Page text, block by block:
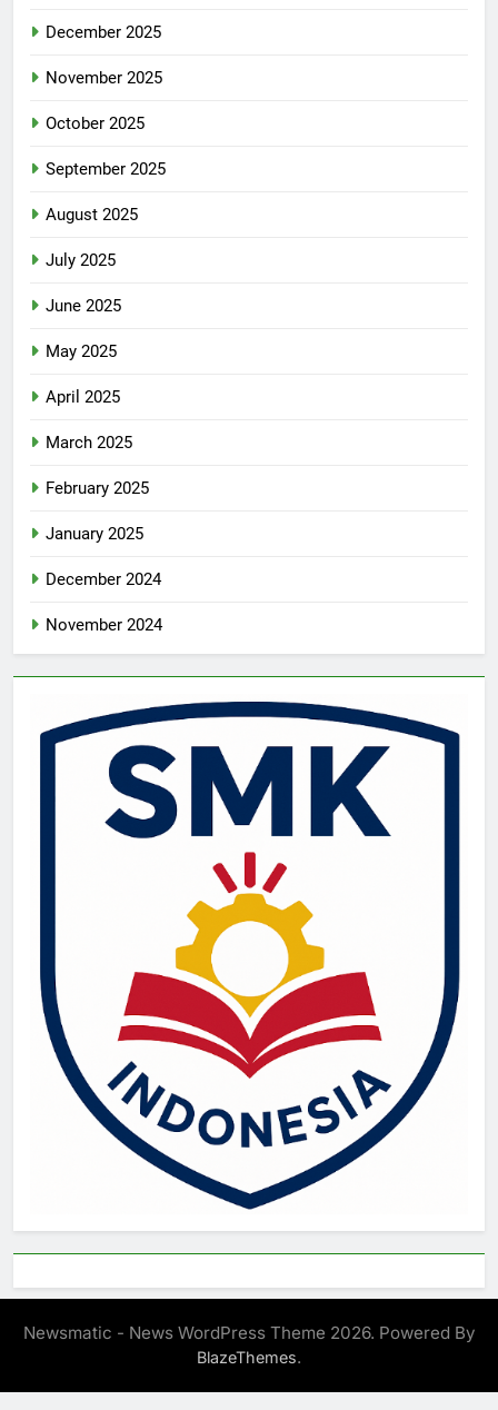
December 2025
November 2025
October 2025
September 2025
August 2025
July 2025
June 2025
May 2025
April 2025
March 2025
February 2025
January 2025
December 2024
November 2024
Newsmatic - News WordPress Theme 2026. Powered By
BlazeThemes.